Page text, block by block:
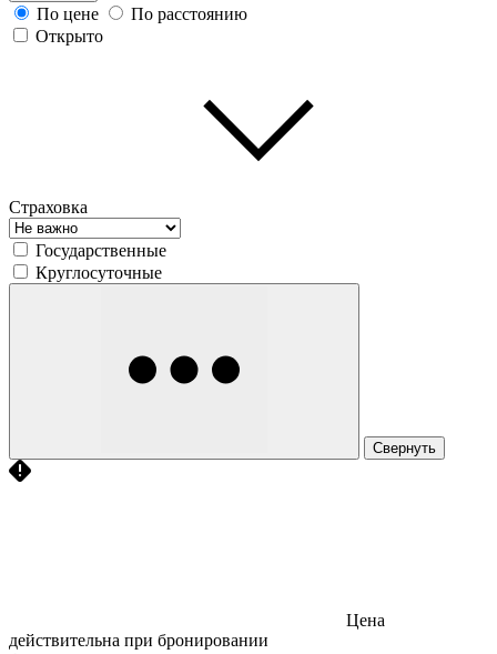
По цене
По расстоянию
Открыто
Страховка
Государственные
Круглосуточные
Свернуть
Цена
действительна при бронировании